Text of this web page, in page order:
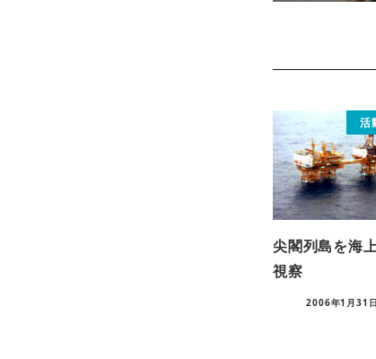
活
尖閣列島を海
視察
2006年1月31日